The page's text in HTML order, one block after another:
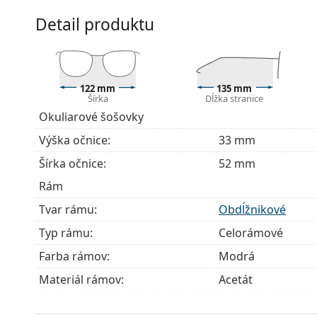
správne nastavenie.
Príslušenstvo
Okuliare dodávame s originálnym puzdrom.
Handrička, ktorá je súčasťou balenia, je ideálna
modely môžu namiesto handričky obsahovať
Ide o zdravotnícku pomôcku. Pred použitím si
Detail produktu
122 mm
Šírka
135 mm
Dĺžka stranice
Okuliarové šošovky
Výška očnice:
33 mm
Šírka očnice:
52 mm
Rám
Tvar rámu:
Obdĺžnikové
Typ rámu:
Celorámové
Farba rámov:
Modrá
Materiál rámov:
Acetát